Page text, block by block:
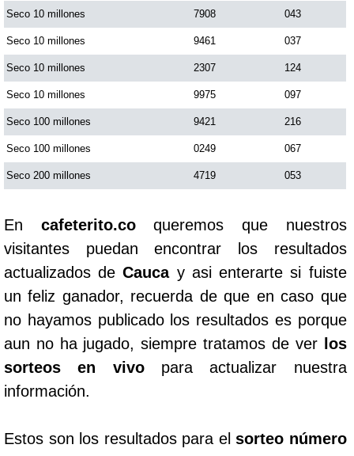
Seco 10 millones 7908 043
Seco 10 millones 9461 037
Seco 10 millones 2307 124
Seco 10 millones 9975 097
Seco 100 millones 9421 216
Seco 100 millones 0249 067
Seco 200 millones 4719 053
En cafeterito.coqueremos que nuestros
visitantes puedan encontrar los resultados
actualizados deCaucay asi enterarte si fuiste
un feliz ganador, recuerda de que en caso que
no hayamos publicado los resultados es porque
aun no ha jugado, siempre tratamos de ver
los
sorteos en vivopara actualizar nuestra
información.
Estos son los resultados para elsorteo número